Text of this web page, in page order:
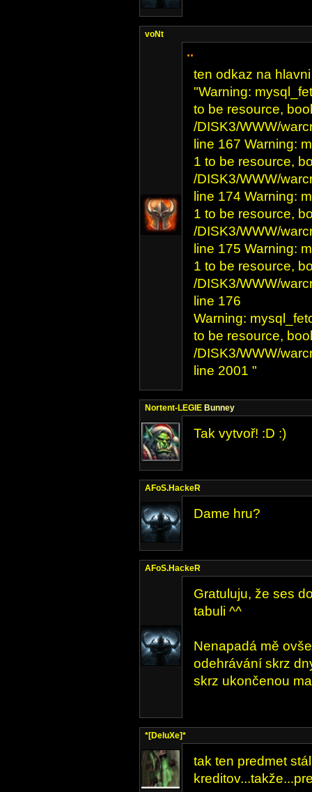
voNt
..
ten odkaz na
"Warning:
to be resource,
/DISK3/WWW/
line 167 Warning:
1 to be resource,
/DISK3/WWW/
line 174 Warning:
1 to be resource,
/DISK3/WWW/
line 175 Warning:
1 to be resource,
/DISK3/WWW/
line 176
Warning:
to be resource,
/DISK3/WWW/
line 2001 "
Nortent-LEGIE Bunney
Tak vytvoř! :D :)
AFoS.HackeR
Dame hru?
AFoS.HackeR
Gratuluju, že ses
tabuli ^^
Nenapadá mě
odehrávání skrz
skrz ukončenou
*[DeluXe]*
tak ten predmet